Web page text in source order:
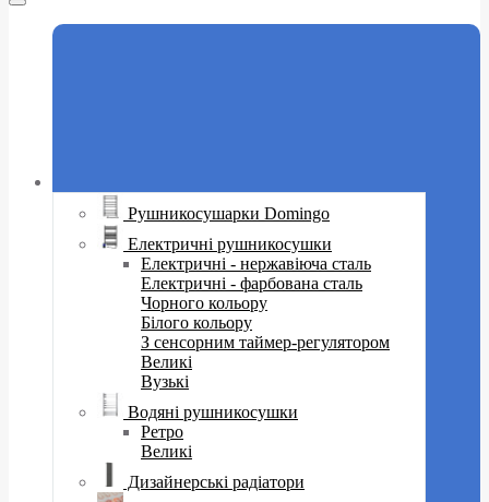
Рушникосушарки Domingo
Електричні рушникосушки
Електричні - нержавіюча сталь
Електричні - фарбована сталь
Чорного кольору
Білого кольору
З сенсорним таймер-регулятором
Великі
Вузькі
Водяні рушникосушки
Ретро
Великі
Дизайнерські радіатори